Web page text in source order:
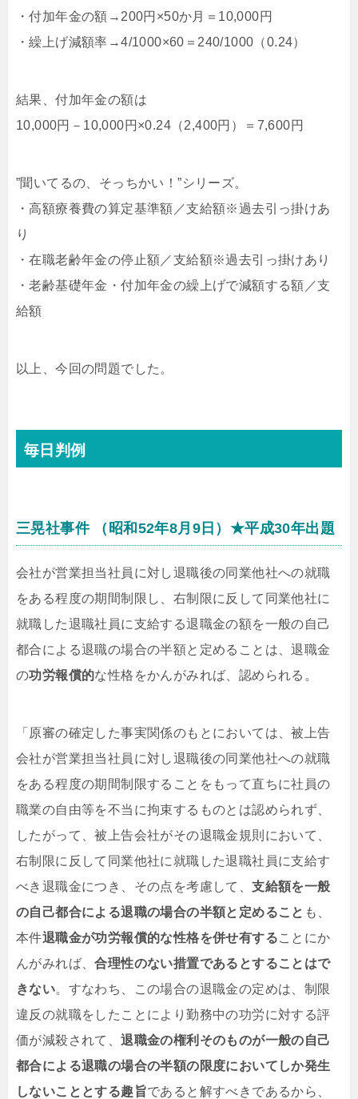
・付加年金の額→200円×50か月＝10,000円
・繰上げ減額率→4/1000×60＝240/1000（0.24）
結果、付加年金の額は
10,000円－10,000円×0.24（2,400円）＝7,600円
”聞いてるの、そっちかい！”シリーズ。
・高額療養費の算定基準額／支給額※過去引っ掛けあ
り
・在職老齢年金の停止額／支給額※過去引っ掛けあり
・老齢基礎年金・付加年金の繰上げで減額する額／支
給額
以上、今回の問題でした。
毎日判例
三晃社事件 （昭和52年8月9日）★平成30年出題
会社が営業担当社員に対し退職後の同業他社への就職
をある程度の期間制限し、右制限に反して同業他社に
就職した退職社員に支給する退職金の額を一般の自己
都合による退職の場合の半額と定めることは、退職金
の功労報償的な性格をかんがみれば、認められる。
「 原審の確定した事実関係のもとにおいては、被上告
会社が営業担当社員に対し退職後の同業他社への就職
をある程度の期間制限することをもって直ちに社員の
職業の自由等を不当に拘束するものとは認められず、
したがって、被上告会社がその退職金規則において、
右制限に反して同業他社に就職した退職社員に支給す
べき退職金につき、その点を考慮して、支給額を一般
の自己都合による退職の場合の半額と定めること も、
本件退職金が功労報償的な性格を併せ有することにか
んがみれば、合理性のない措置であるとすることはで
きない。すなわち、この場合の退職金の定めは、制限
違反の就職をしたことにより勤務中の功労に対する評
価が減殺されて、退職金の権利そのものが一般の自己
都合による退職の場合の半額の限度においてしか発生
しないこととする趣旨であると解すべきであるから、